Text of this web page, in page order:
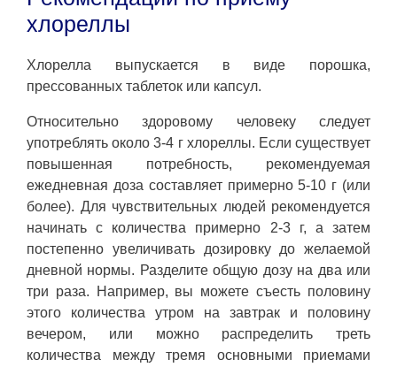
хлореллы
Хлорелла выпускается в виде порошка,
прессованных таблеток или капсул.
Относительно здоровому человеку следует
употреблять около 3-4 г хлореллы. Если существует
повышенная потребность, рекомендуемая
ежедневная доза составляет примерно 5-10 г (или
более). Для чувствительных людей рекомендуется
начинать с количества примерно 2-3 г, а затем
постепенно увеличивать дозировку до желаемой
дневной нормы. Разделите общую дозу на два или
три раза. Например, вы можете съесть половину
этого количества утром на завтрак и половину
вечером, или можно распределить треть
количества между тремя основными приемами